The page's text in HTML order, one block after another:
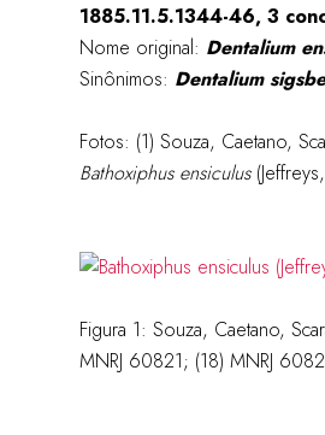
1885.11.5.1344-46, 3
Nome original: Dentalium
Sinônimos: Dentalium
Fotos: (1) Souza, Caetano,
Bathoxiphus ensiculus
Figura 1: Souza, Caetano,
MNRJ 60821; (18) MNRJ